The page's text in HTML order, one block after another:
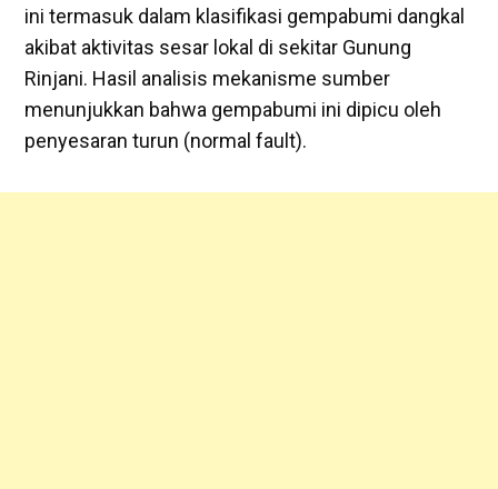
ini termasuk dalam klasifikasi gempabumi dangkal
akibat aktivitas sesar lokal di sekitar Gunung
Rinjani. Hasil analisis mekanisme sumber
menunjukkan bahwa gempabumi ini dipicu oleh
penyesaran turun (normal fault).